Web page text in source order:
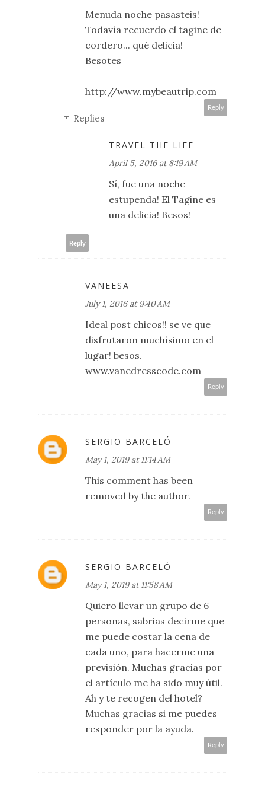
Menuda noche pasasteis!
Todavía recuerdo el tagine de
cordero... qué delicia!
Besotes
http://www.mybeautrip.com
Reply
Replies
TRAVEL THE LIFE
April 5, 2016 at 8:19 AM
Sí, fue una noche
estupenda! El Tagine es
una delicia! Besos!
Reply
VANEESA
July 1, 2016 at 9:40 AM
Ideal post chicos!! se ve que
disfrutaron muchísimo en el
lugar! besos.
www.vanedresscode.com
Reply
SERGIO BARCELÓ
May 1, 2019 at 11:14 AM
This comment has been
removed by the author.
Reply
SERGIO BARCELÓ
May 1, 2019 at 11:58 AM
Quiero llevar un grupo de 6
personas, sabrias decirme que
me puede costar la cena de
cada uno, para hacerme una
previsión. Muchas gracias por
el artículo me ha sido muy útil.
Ah y te recogen del hotel?
Muchas gracias si me puedes
responder por la ayuda.
Reply